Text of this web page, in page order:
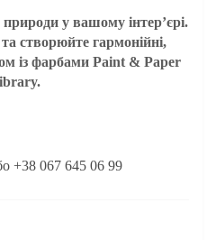
у вашому інтер’єрі.
створюйте гармонійні,
із фарбами Paint & Paper
+38 067 645 06 99